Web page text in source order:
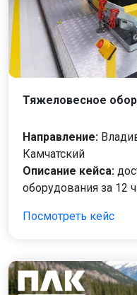
Тяжеловесное
Направление:
Камчатский
Описание кейса:
оборудования за 12
Посмотреть кейс